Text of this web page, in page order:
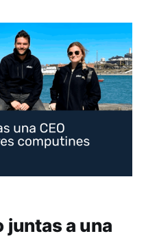
sus negocios
juntas a una